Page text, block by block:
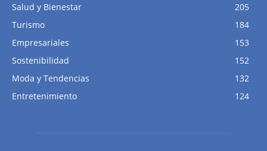
Salud y Bienestar
205
Turismo
184
Empresariales
153
Sostenibilidad
152
Moda y Tendencias
132
Entretenimiento
124